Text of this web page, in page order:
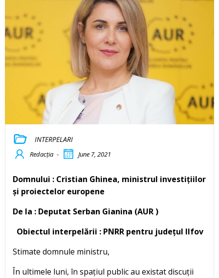
INTERPELARI
Redacția - June 7, 2021
Domnului : Cristian Ghinea, ministrul investițiilor
și proiectelor europene
De la : Deputat Serban Gianina (AUR )
Obiectul interpelării : PNRR pentru județul Ilfov
Stimate domnule ministru,
În ultimele luni, în spațiul public au existat discuții